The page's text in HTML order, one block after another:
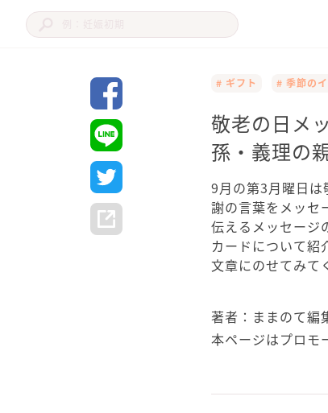
# ギフト # 季節の
敬老の日メ
孫・義理の
9月の第3月曜日は
謝の言葉をメッセ
伝えるメッセージ
カードについて紹
文章にのせてみて
著者：ままのて編
本ページはプロモ